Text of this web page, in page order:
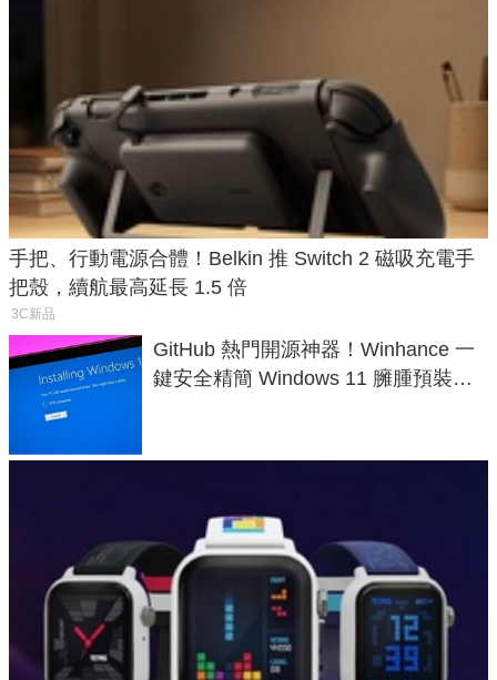
手把、行動電源合體！Belkin 推 Switch 2 磁吸充電手
把殼，續航最高延長 1.5 倍
3C新品
GitHub 熱門開源神器！Winhance 一
鍵安全精簡 Windows 11 臃腫預裝軟